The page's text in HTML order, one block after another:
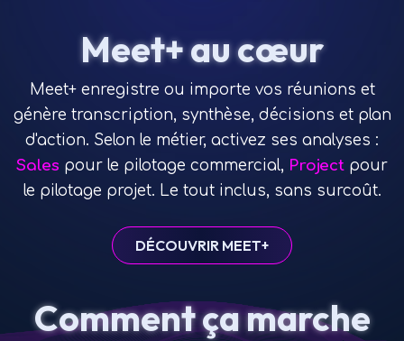
Meet+ au cœur
Meet+ enregistre ou importe vos réunions et
génère transcription, synthèse, décisions et plan
d'action. Selon le métier, activez ses analyses :
Sales pour le pilotage commercial, Project pour
le pilotage projet. Le tout inclus, sans surcoût.
DÉCOUVRIR MEET+
Comment ça marche